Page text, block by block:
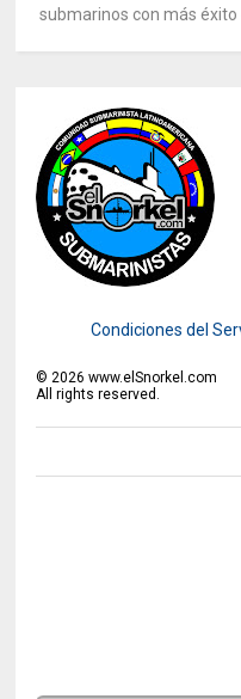
submarinos con más éxito
Condiciones del
© 2026 www.elSnorkel.com
All rights reserved.